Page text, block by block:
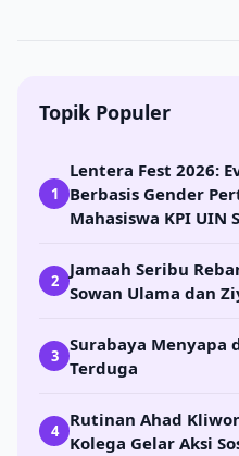
Topik Populer
1
Lentera Fest 2026:
Berbasis Gender
Mahasiswa KPI UIN
2
Jamaah Seribu
Sowan Ulama dan
3
Surabaya Menyapa
Terduga
4
Rutinan Ahad
Kolega Gelar Aksi